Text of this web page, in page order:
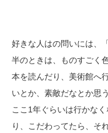
好きな人はの問いには、
半のときは、ものすごく
本を読んだり、美術館へ
いとか、素敵だなとか思
ここ1年ぐらいは行かな
り、こだわってたら、そ